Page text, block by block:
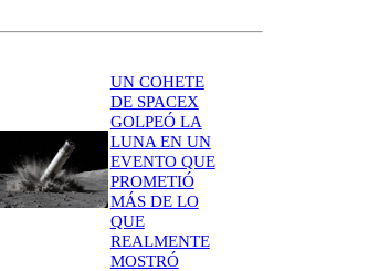
UN COHETE
DE SPACEX
GOLPEÓ LA
LUNA EN UN
EVENTO QUE
PROMETIÓ
MÁS DE LO
QUE
REALMENTE
MOSTRÓ